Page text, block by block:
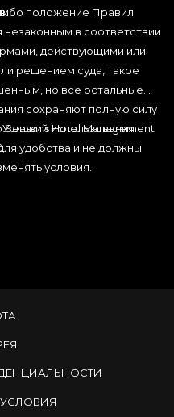
положение Правил
незаконным в соответствии
действующими или
решением суда, такое
но все остальные
сохраняют полную силу
Seasons Hotel Management
использования
удобства и не должны
условия.